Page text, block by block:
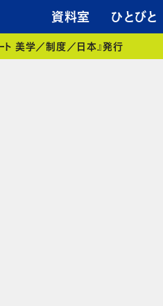
資料室 ひとびと
美学／制度／日本』発行